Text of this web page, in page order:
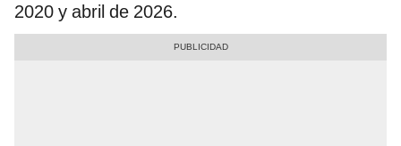
2020 y abril de 2026.